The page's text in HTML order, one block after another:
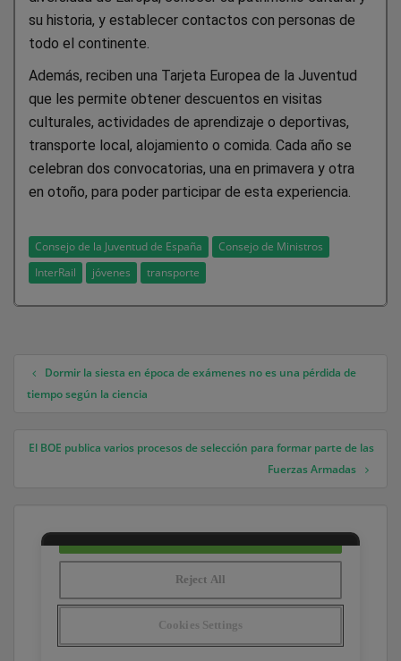
su historia, y establecer contactos con personas de
todo el continente.
Además, reciben una Tarjeta Europea de la Juventud
que les permite obtener descuentos en visitas
culturales, actividades de aprendizaje o deportivas,
transporte local, alojamiento o comida. Cada año se
celebran dos convocatorias, una en primavera y otra
en otoño, para poder participar de esta experiencia.
Consejo de la Juventud de España
Consejo de Ministros
InterRail
jóvenes transporte
Navegación de entradas
Dormir la siesta en época de exámenes no es una pérdida de
tiempo según la ciencia
El BOE publica varios procesos de selección para formar parte de las
Fuerzas Armadas